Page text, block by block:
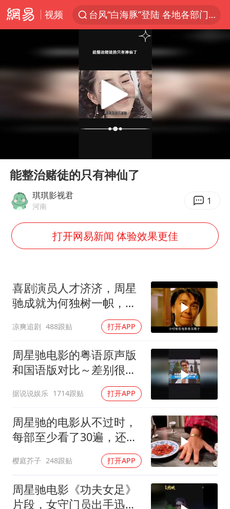
视频
台风“白海豚”登陆 各地各部门全力应对
克雷桑回应绝杀津门虎
人形机器人第一股
江苏昆山升级发布暴雨红警
多地银行上调存款利率
上海地铁4条线路全线停运
4.2平卫生间补漏注胶花1.55万
白海豚路径图
白海豚可深入内陆制造大范围风雨
面对面丨蔡磊：与渐冻症抗争 纵使不敌 也不屈服
手机真会“偷听”我们说话吗
加沙约14万栋建筑被完全摧毁
5万小车卖不动 微型代步车集体遇冷
从科技创新看开局起步的时与势
Play
能整治赌徒的只有神仙了
琪琪影视君
河南 1
打开网易新闻 体验效果更佳
喜剧演员人才济济，周星
驰成就为何独树一帜，他
凉爽追剧 488跟贴 打开APP
周星驰电影的粤语原声版
和国语版对比～差别很
大！讲粤语的星爷才是他
自己！
据说说娱乐 1714跟贴 打开APP
周星驰的电影从不过时，
每部至少看了30遍，还是
樱庭芥子 248跟贴 打开APP
周星驰电影《功夫女足》
片段，女守门员出手迅